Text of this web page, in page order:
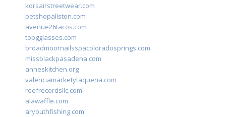
korsairstreetwear.com
petshopallston.com
avenue26tacos.com
topgglasses.com
broadmoornailsspacoloradosprings.com
missblackpasadena.com
anneskitchen.org
valenciamarketytaqueria.com
reefrecordsllc.com
alawaffle.com
aryouthfishing.com